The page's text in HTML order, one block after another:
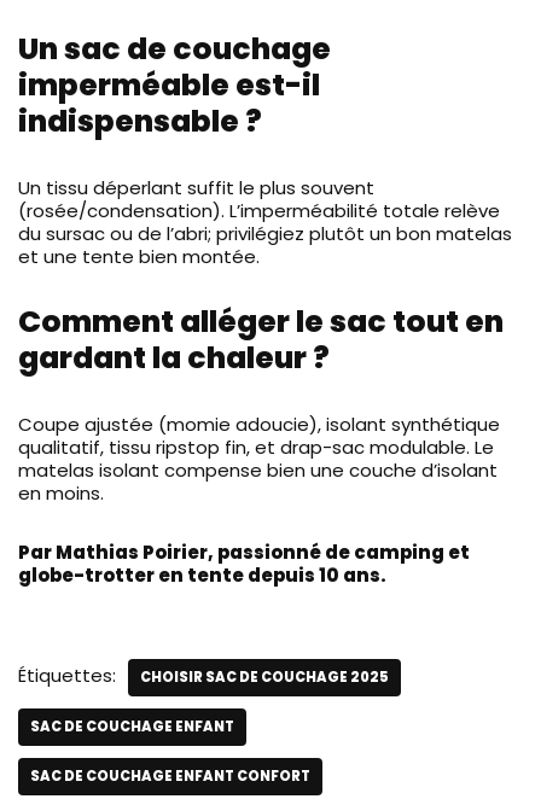
Un sac de couchage
imperméable est-il
indispensable ?
Un tissu déperlant suffit le plus souvent
(rosée/condensation). L’imperméabilité totale relève
du sursac ou de l’abri; privilégiez plutôt un bon matelas
et une tente bien montée.
Comment alléger le sac tout en
gardant la chaleur ?
Coupe ajustée (momie adoucie), isolant synthétique
qualitatif, tissu ripstop fin, et drap-sac modulable. Le
matelas isolant compense bien une couche d’isolant
en moins.
Par Mathias Poirier, passionné de camping et
globe-trotter en tente depuis 10 ans.
Étiquettes: CHOISIR SAC DE COUCHAGE 2025
SAC DE COUCHAGE ENFANT
SAC DE COUCHAGE ENFANT CONFORT